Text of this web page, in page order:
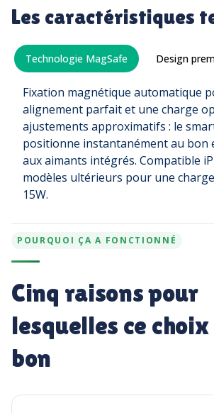
Les caractéristiques
Technologie MagSafe Design
Fixation magnétique automatique
alignement parfait et une charge
ajustements approximatifs : le
positionne instantanément au bon
aux aimants intégrés. Compatible
modèles ultérieurs pour une
15W.
POURQUOI ÇA A FONCTIONNÉ
Cinq raisons pour
lesquelles ce
bon